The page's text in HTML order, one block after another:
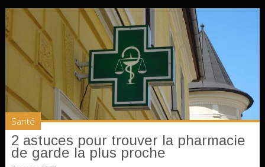
Santé
2 astuces pour trouver la pharmacie
de garde la plus proche